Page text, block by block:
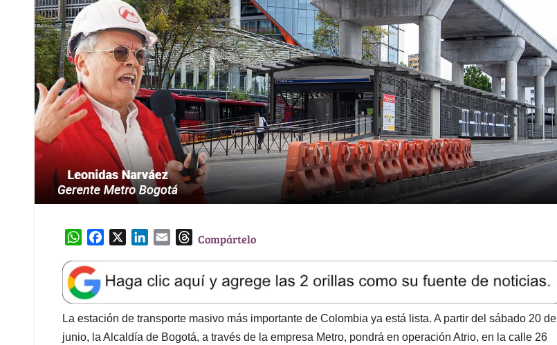
W
a
t
s
A
p
e
b
o
o
k
e
d
I
l
T
e
a
d
s
Compártelo
La estación de transporte masivo más importante de Colombia ya está lista. A partir del sábado 20 de
junio, la Alcaldía de Bogotá, a través de la empresa Metro, pondrá en operación Atrio, en la calle 26